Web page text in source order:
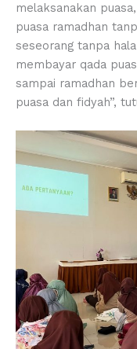
melaksanakan
puasa ramadhan
seseorang tanpa
membayar qada
sampai ramadhan
puasa dan fidyah”,